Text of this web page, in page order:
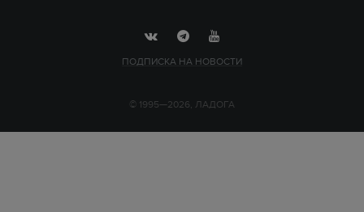
ПОДПИСКА НА НОВОСТИ
© 1995—2026, ЛАДОГА